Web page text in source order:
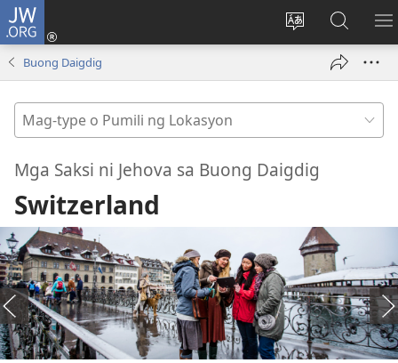
JW.ORG
Baguhin
Mag-
log
bagong
window)
sa
JW.ORG
Buong Daigdig
Mag-
type
o
Pumili
ng
Lokasyon
Mga Saksi ni Jehova sa Buong Daigdig
Switzerland